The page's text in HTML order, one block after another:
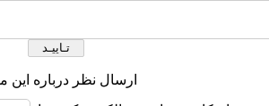
ارسال نظر درباره این